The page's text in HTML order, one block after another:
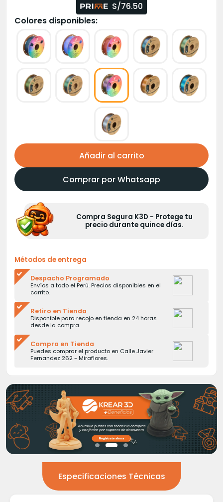
original
era:
S/100.00.
actual
es:
S/85.00.
S/76.50
Colores disponibles:
Añadir al carrito
Comprar por Whatsapp
Compra Segura K3D - Protege tu
precio durante quince días.
Métodos de entrega
Despacho Programado
Envíos a todo el Perú. Precios disponibles en el
carrito.
Retiro en Tienda
Disponible para recojo en tienda en 24 horas
desde la compra.
Compra en Tienda
Puedes comprar el producto en Calle Javier
Fernandez 262 - Miraflores.
Especificaciones Técnicas